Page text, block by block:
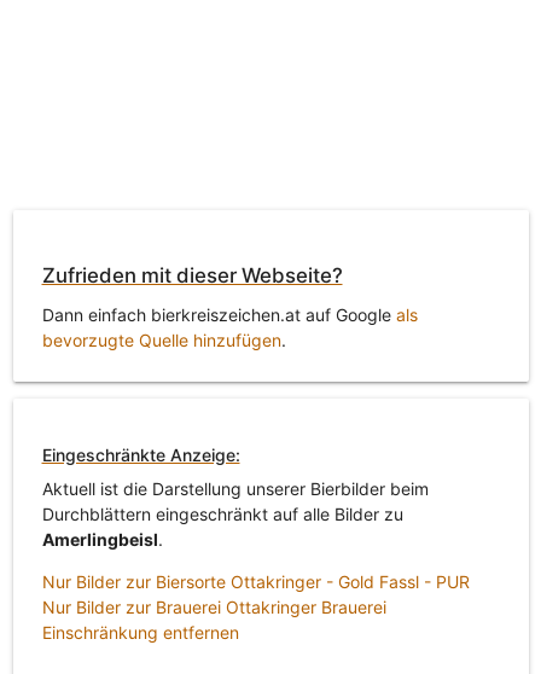
Zufrieden mit dieser Webseite?
Dann einfach bierkreiszeichen.at auf Google als
bevorzugte Quelle hinzufügen.
Eingeschränkte Anzeige:
Aktuell ist die Darstellung unserer Bierbilder beim
Durchblättern eingeschränkt auf alle Bilder zu
Amerlingbeisl.
Nur Bilder zur Biersorte Ottakringer - Gold Fassl - PUR
Nur Bilder zur Brauerei Ottakringer Brauerei
Einschränkung entfernen